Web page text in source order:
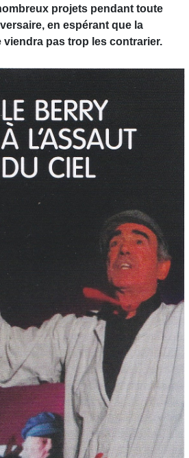
projets pendant toute
en espérant que la
pas trop les contrarier.